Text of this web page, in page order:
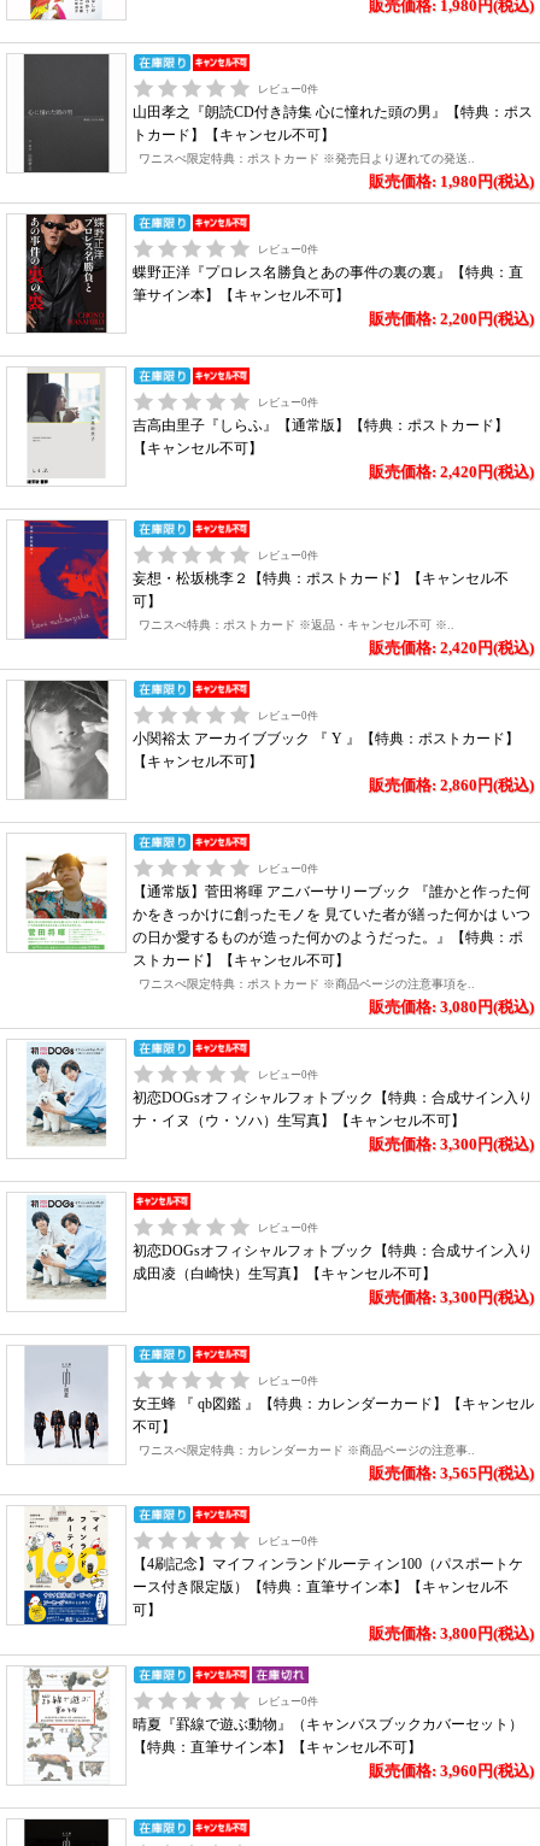
販売価格: 1,980円(税込)
レビュー0件
山田孝之『朗読CD付き詩集 心に憧れた頭の男』【特典：ポス
トカード】【キャンセル不可】
ワニスぺ限定特典：ポストカード ※発売日より遅れての発送..
販売価格: 1,980円(税込)
レビュー0件
蝶野正洋『プロレス名勝負とあの事件の裏の裏』【特典：直
筆サイン本】【キャンセル不可】
販売価格: 2,200円(税込)
レビュー0件
吉高由里子『しらふ』【通常版】【特典：ポストカード】
【キャンセル不可】
販売価格: 2,420円(税込)
レビュー0件
妄想・松坂桃李２【特典：ポストカード】【キャンセル不
可】
ワニスぺ特典：ポストカード ※返品・キャンセル不可 ※..
販売価格: 2,420円(税込)
レビュー0件
小関裕太 アーカイブブック 『 Y 』【特典：ポストカード】
【キャンセル不可】
販売価格: 2,860円(税込)
レビュー0件
【通常版】菅田将暉 アニバーサリーブック 『誰かと作った何
かをきっかけに創ったモノを 見ていた者が繕った何かは いつ
の日か愛するものが造った何かのようだった。』【特典：ポ
ストカード】【キャンセル不可】
ワニスぺ限定特典：ポストカード ※商品ページの注意事項を..
販売価格: 3,080円(税込)
レビュー0件
初恋DOGsオフィシャルフォトブック【特典：合成サイン入り
ナ・イヌ（ウ・ソハ）生写真】【キャンセル不可】
販売価格: 3,300円(税込)
レビュー0件
初恋DOGsオフィシャルフォトブック【特典：合成サイン入り
成田凌（白崎快）生写真】【キャンセル不可】
販売価格: 3,300円(税込)
レビュー0件
女王蜂 『 qb図鑑 』【特典：カレンダーカード】【キャンセル
不可】
ワニスぺ限定特典：カレンダーカード ※商品ページの注意事..
販売価格: 3,565円(税込)
レビュー0件
【4刷記念】マイフィンランドルーティン100（パスポートケ
ース付き限定版）【特典：直筆サイン本】【キャンセル不
可】
販売価格: 3,800円(税込)
レビュー0件
晴夏『罫線で遊ぶ動物』（キャンバスブックカバーセット）
【特典：直筆サイン本】【キャンセル不可】
販売価格: 3,960円(税込)